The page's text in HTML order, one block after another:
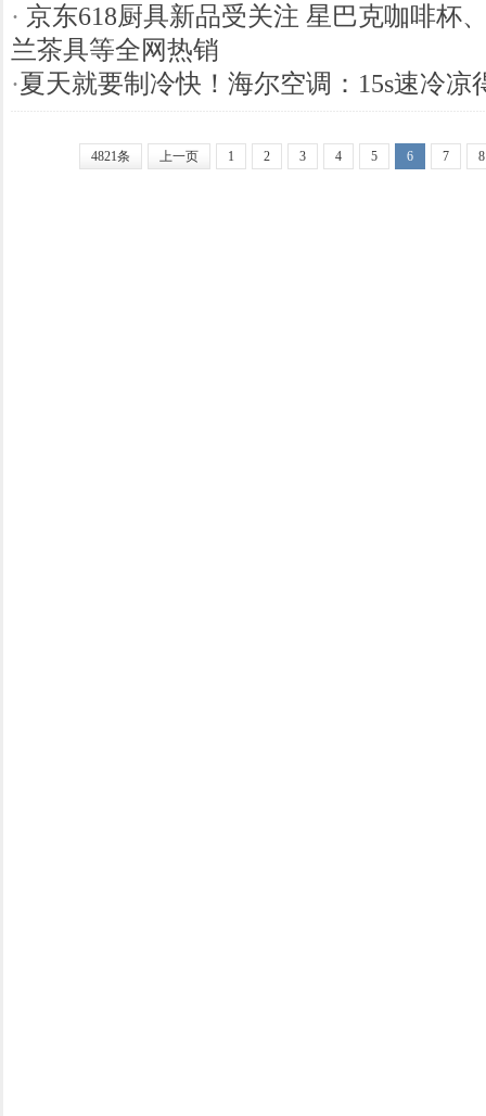
· 京东618厨具新品受关注 星巴克咖啡杯
兰茶具等全网热销
·夏天就要制冷快！海尔空调：15s速冷凉
4821条 上一页 1 2 3 4 5 6 7 8